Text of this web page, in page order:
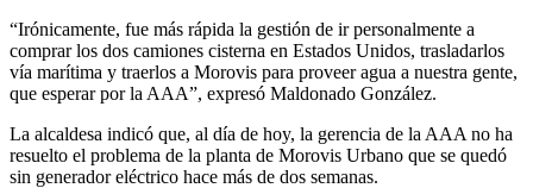
“Irónicamente, fue más rápida la gestión de ir personalmente a
comprar los dos camiones cisterna en Estados Unidos, trasladarlos
vía marítima y traerlos a Morovis para proveer agua a nuestra gente,
que esperar por la AAA”, expresó Maldonado González.
La alcaldesa indicó que, al día de hoy, la gerencia de la AAA no ha
resuelto el problema de la planta de Morovis Urbano que se quedó
sin generador eléctrico hace más de dos semanas.